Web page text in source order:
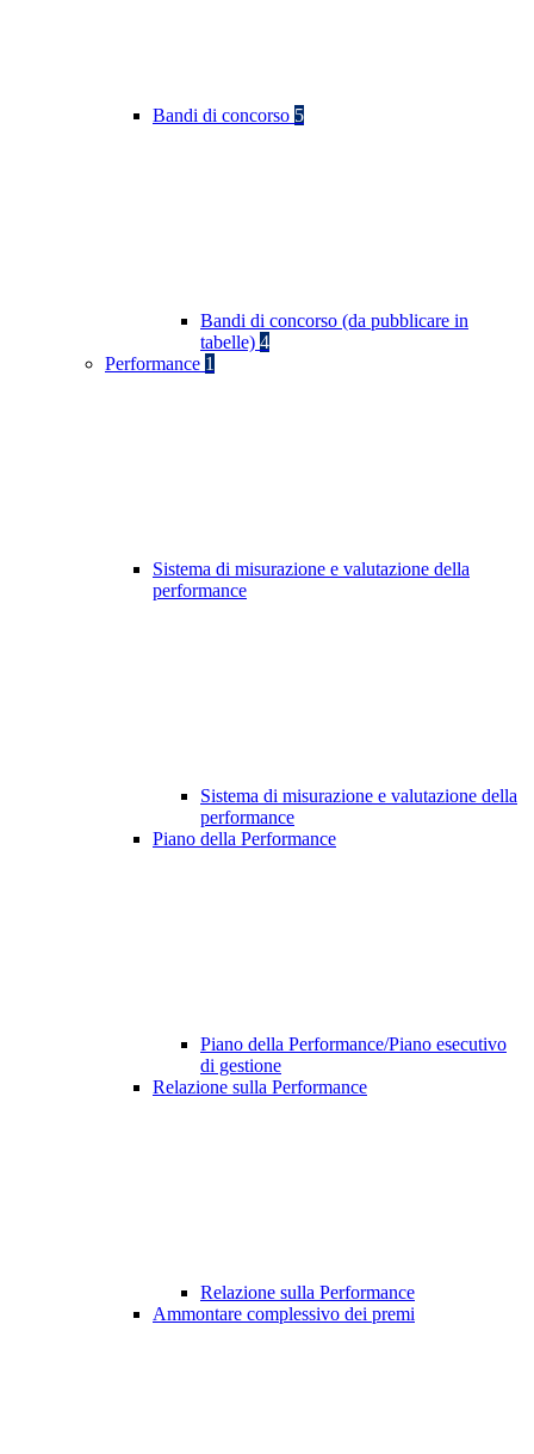
Bandi di concorso 5
Bandi di concorso (da pubblicare in
tabelle) 4
Performance 1
Sistema di misurazione e valutazione della
performance
Sistema di misurazione e valutazione della
performance
Piano della Performance
Piano della Performance/Piano esecutivo
di gestione
Relazione sulla Performance
Relazione sulla Performance
Ammontare complessivo dei premi